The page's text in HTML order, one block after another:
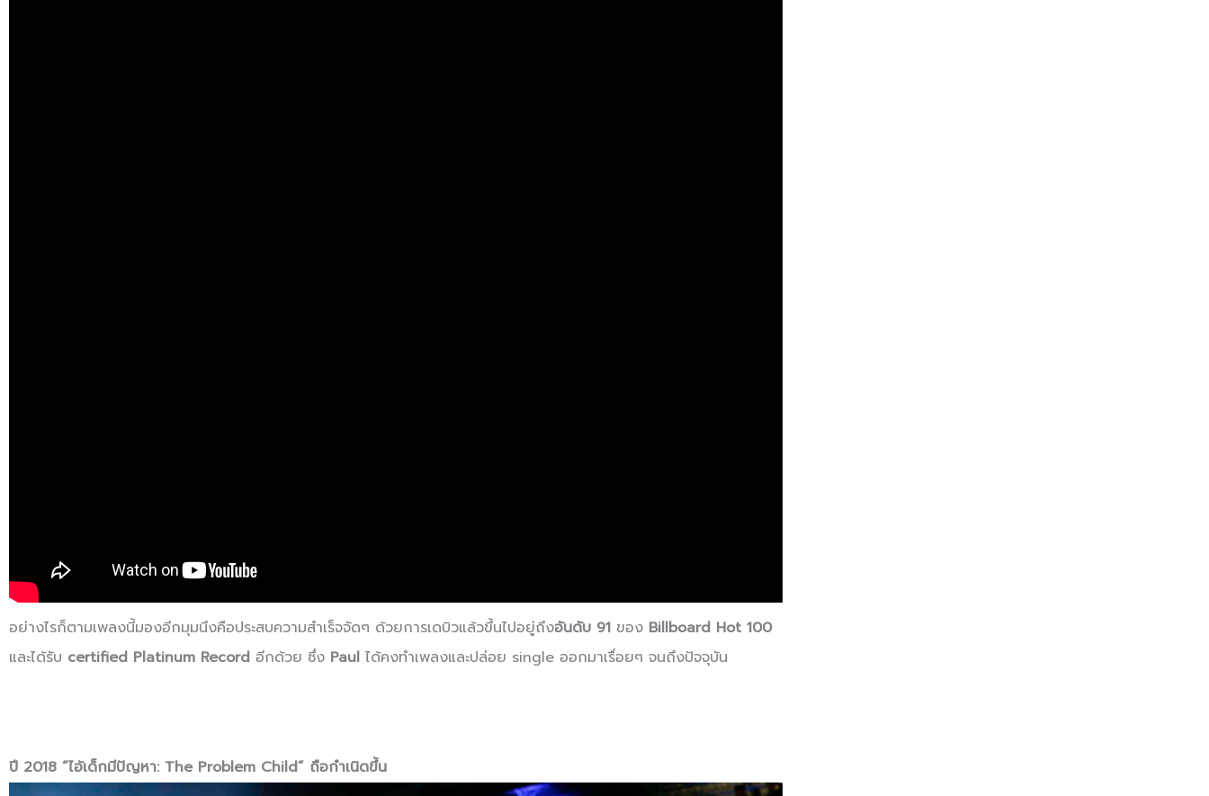
อย่างไรก็ตามเพลงนี้มองอีกมุมนึงคือประสบความสำเร็จจัดๆ ด้วยการเดบิวแล้วขึ้นไปอยู่ถึงอันดับ 91 ของ Billboard Hot 100
และได้รับ certified Platinum Record อีกด้วย ซึ่ง Paul ได้คงทำเพลงและปล่อย single ออกมาเรื่อยๆ จนถึงปัจจุบัน
ปี 2018 “ไอ้เด็กมีปัญหา: The Problem Child” ถือกำเนิดขึ้น